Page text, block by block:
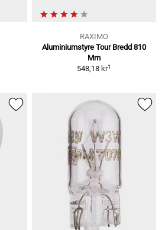
RAXIMO
Aluminiumstyre Tour Bredd 810
Mm
548,18 kr1